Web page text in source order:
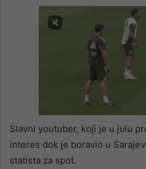
Slavni youtuber, koji je u julu
interes dok je boravio u
statista za spot.